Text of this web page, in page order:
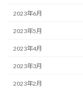
2023年6月
2023年5月
2023年4月
2023年3月
2023年2月